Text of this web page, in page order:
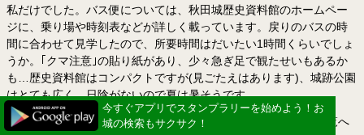
私だけでした。バス便については、秋田城歴史資料館のホームペー
ジに、乗り場や時刻表などが詳しく載っています。戻りのバスの時
間に合わせて見学したので、所要時間はだいたい1時間くらいでしょ
うか。｢クマ注意｣の貼り紙があり、少々急ぎ足で観たせいもあるか
も…歴史資料館はコンパクトですが(見ごたえはあります)、城跡公園
はとても広く、日陰がないので夏は暑そうです。
一覧へ
今すぐアプリでスタンプラリーを始めよう！お
城の検索もサクサク！
今すぐアプリでスタンプラリーを始めよう！お
城の検索もサクサク！